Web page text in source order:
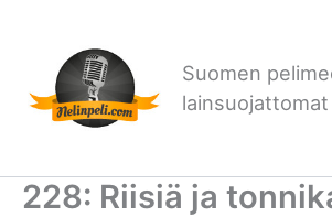
Suomen
lainsuojattomat
228: Riisiä ja